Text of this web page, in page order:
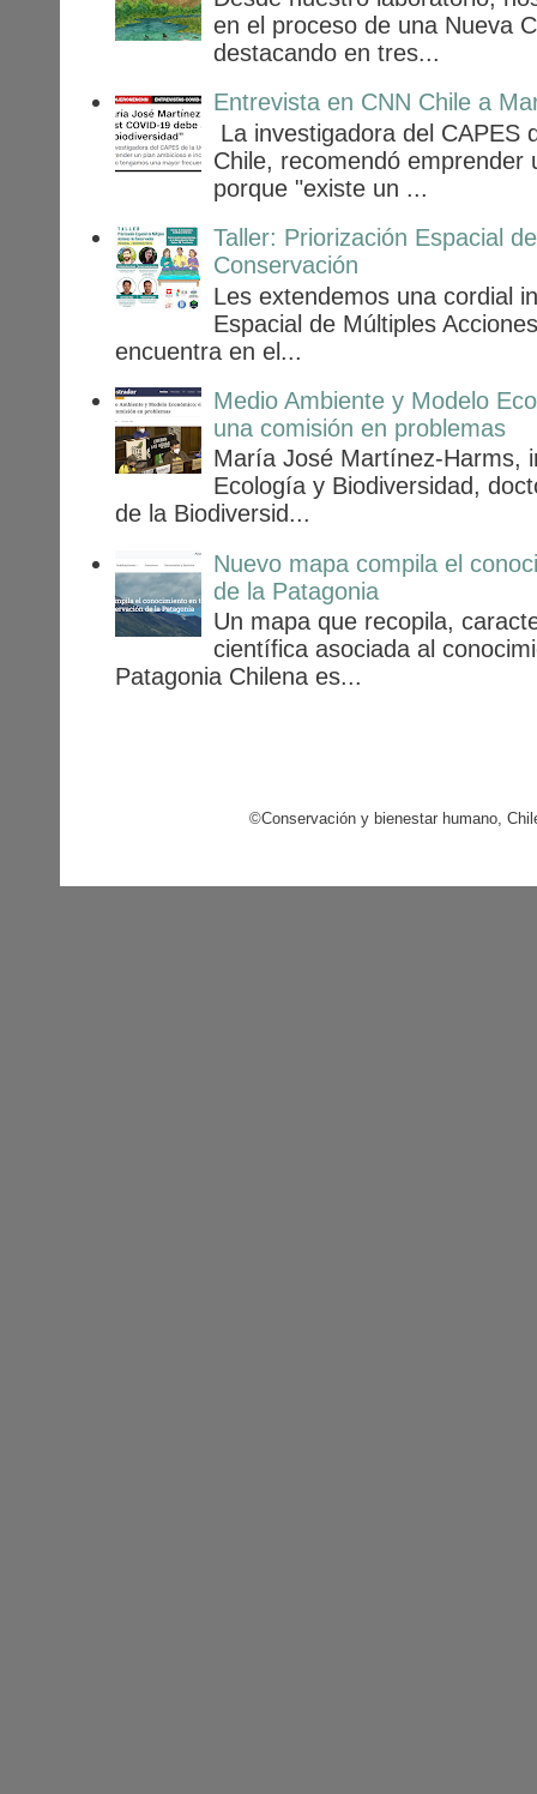
en el proceso de una Nueva
destacando en tres...
Entrevista en CNN Chile a
La investigadora del CAPES
Chile, recomendó emprender
porque "existe un ...
Taller: Priorización Espacial
Conservación
Les extendemos una cordial
Espacial de Múltiples
encuentra en el...
Medio Ambiente y Modelo
una comisión en problemas
María José Martínez-Harms,
Ecología y Biodiversidad,
de la Biodiversid...
Nuevo mapa compila el
de la Patagonia
Un mapa que recopila,
científica asociada al
Patagonia Chilena es...
©Conservación y bienestar humano,